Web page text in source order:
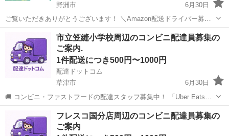
野洲市
6月30日
ご覧いただきありがとうございます！ ＼Amazon配送ドライバー募集
／ 未経験歓迎🙆‍♀️週払いOK！車両リースあり！ 荷物を個人宅へお届け
するお仕事です。 配送ルートは専用アプリが案内するため...
配送 Amazon
市立笠縫小学校周辺のコンビニ配達員募集の
ご案内.
1件配送につき500円〜1000円
配達ドットコム
草津市
6月30日
🚚 コンビニ・ファストフードの配達スタッフ募集中！ 「Uber Eats」
や「出前館」のように、配達専用アプリを使ってお仕事するスタイル
です。 オファー内容を見てから、受けるかどうかを自由に選べます！
✅ 業務内容...
ファストフード
フレスコ国分店周辺のコンビニ配達員募集の
ご案内